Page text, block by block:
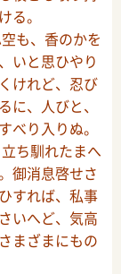
る。
も、香のかを
いと思ひやり
けれど、忍び
、人びと、
べり入りぬ。
ち馴れたまへ
御消息啓せさ
すれば、私事
いへど、気高
まざまにもの